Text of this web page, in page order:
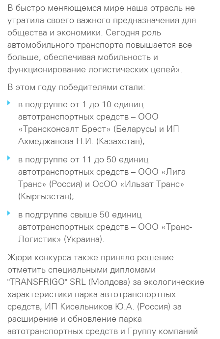
В быстро меняющемся мире наша отрасль не
утратила своего важного предназначения для
общества и экономики. Сегодня роль
автомобильного транспорта повышается все
больше, обеспечивая мобильность и
функционирование логистических цепей».
В этом году победителями стали:
в подгруппе от 1 до 10 единиц
автотранспортных средств – ООО
«Трансконсалт Брест» (Беларусь) и ИП
Ахмеджанова Н.И. (Казахстан);
в подгруппе от 11 до 50 единиц
автотранспортных средств – ООО «Лига
Транс» (Россия) и ОсОО «Ильзат Транс»
(Кыргызстан);
в подгруппе свыше 50 единиц
автотранспортных средств – ООО «Транс-
Логистик» (Украина).
Жюри конкурса также приняло решение
отметить специальными дипломами
"TRANSFRIGO" SRL (Молдова) за экологические
характеристики парка автотранспортных
средств, ИП Кисельников Ю.А. (Россия) за
расширение и обновление парка
автотранспортных средств и Группу компаний